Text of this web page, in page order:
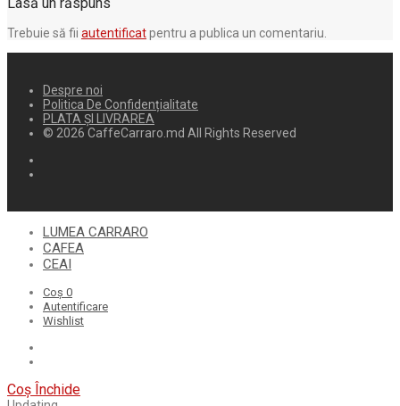
Trebuie să fii autentificatpentru a publica un comentariu.
Despre noi
Politica De Confidențialitate
PLATA ȘI LIVRAREA
© 2026 CaffeCarraro.md All Rights Reserved
LUMEA CARRARO
CAFEA
CEAI
Coș 0
Autentificare
Wishlist
Coș Închide